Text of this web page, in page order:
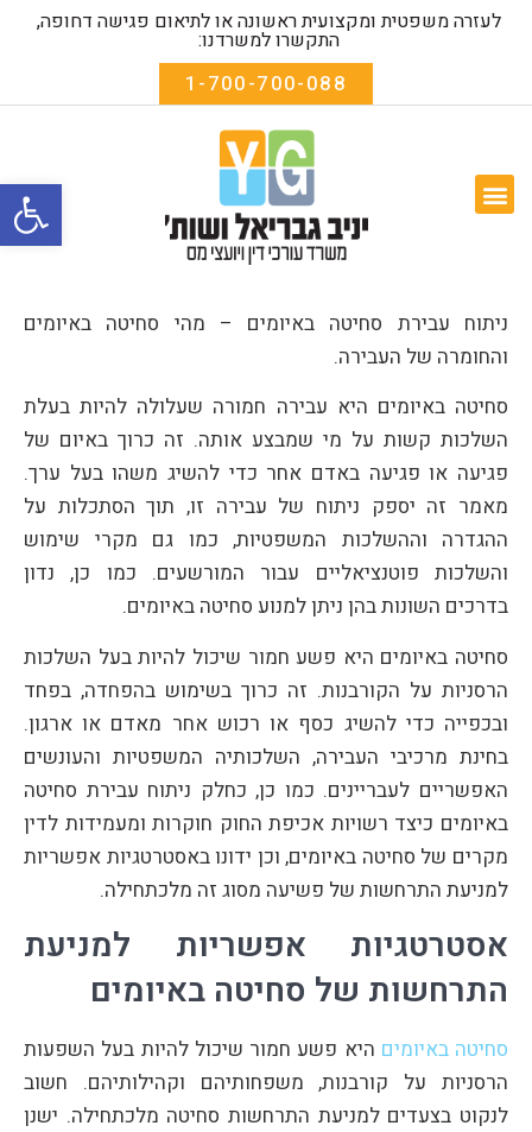
פתח
לעזרה משפטית ומקצועית ראשונה או לתיאום פגישה דחופה,
התקשרו למשרדנו:
1-700-700-088
ניתוח עבירת סחיטה באיומים – מהי סחיטה באיומים
והחומרה של העבירה.
סחיטה באיומים היא עבירה חמורה שעלולה להיות בעלת
השלכות קשות על מי שמבצע אותה. זה כרוך באיום של
פגיעה או פגיעה באדם אחר כדי להשיג משהו בעל ערך.
מאמר זה יספק ניתוח של עבירה זו, תוך הסתכלות על
ההגדרה וההשלכות המשפטיות, כמו גם מקרי שימוש
והשלכות פוטנציאליים עבור המורשעים. כמו כן, נדון
בדרכים השונות בהן ניתן למנוע סחיטה באיומים.
סחיטה באיומים היא פשע חמור שיכול להיות בעל השלכות
הרסניות על הקורבנות. זה כרוך בשימוש בהפחדה, בפחד
ובכפייה כדי להשיג כסף או רכוש אחר מאדם או ארגון.
בחינת מרכיבי העבירה, השלכותיה המשפטיות והעונשים
האפשריים לעבריינים. כמו כן, כחלק ניתוח עבירת סחיטה
באיומים כיצד רשויות אכיפת החוק חוקרות ומעמידות לדין
מקרים של סחיטה באיומים, וכן ידונו באסטרטגיות אפשריות
למניעת התרחשות של פשיעה מסוג זה מלכתחילה.
אסטרטגיות אפשריות למניעת
התרחשות של סחיטה באיומים
סחיטה באיומים היא פשע חמור שיכול להיות בעל השפעות
הרסניות על קורבנות, משפחותיהם וקהילותיהם. חשוב
לנקוט בצעדים למניעת התרחשות סחיטה מלכתחילה. ישנן